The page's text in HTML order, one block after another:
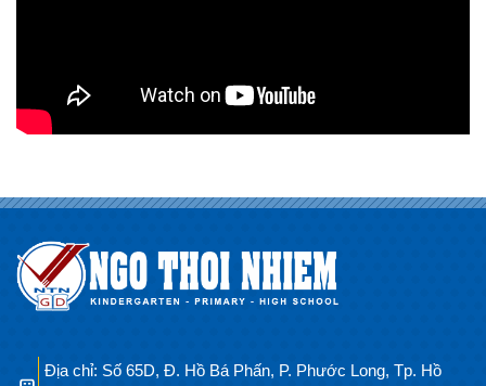
Địa chỉ: Số 65D, Đ. Hồ Bá Phấn, P. Phước Long, Tp. Hồ